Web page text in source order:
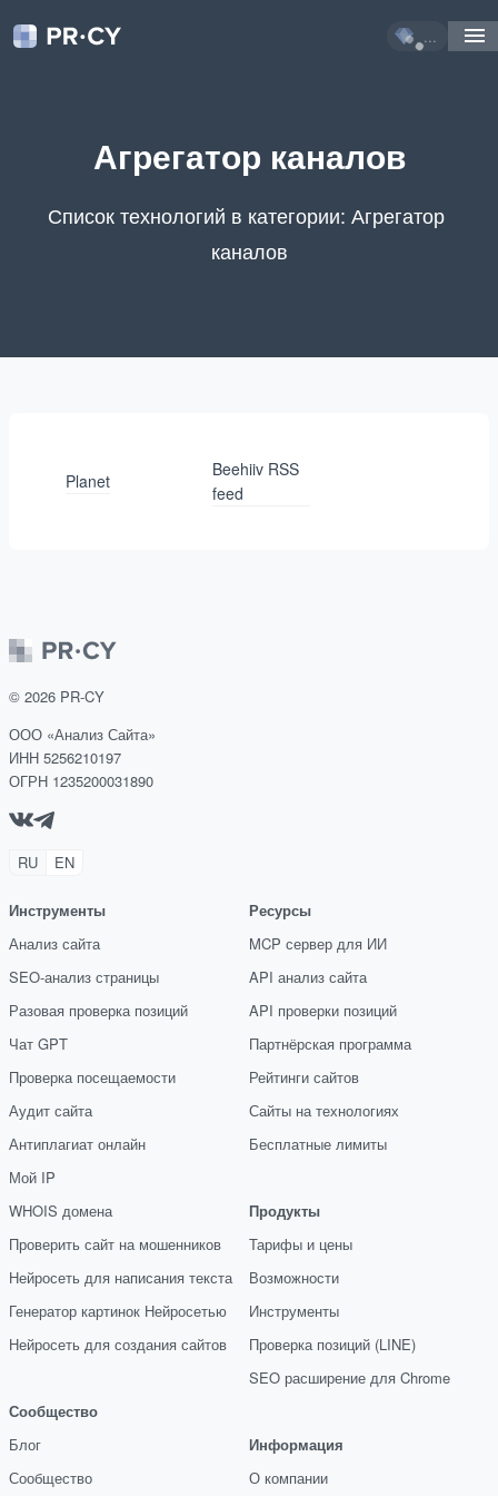
...
Агрегатор каналов
Список технологий в категории: Агрегатор
каналов
Planet
Beehiiv RSS
feed
© 2026 PR-CY
ООО «Анализ Сайта»
ИНН 5256210197
ОГРН 1235200031890
RU EN
Инструменты
Анализ сайта
SEO-анализ страницы
Разовая проверка позиций
Чат GPT
Проверка посещаемости
Аудит сайта
Антиплагиат онлайн
Мой IP
WHOIS домена
Проверить сайт на мошенников
Нейросеть для написания текста
Генератор картинок Нейросетью
Нейросеть для создания сайтов
Сообщество
Блог
Сообщество
Ресурсы
MCP сервер для ИИ
API анализ сайта
API проверки позиций
Партнёрская программа
Рейтинги сайтов
Сайты на технологиях
Бесплатные лимиты
Продукты
Тарифы и цены
Возможности
Инструменты
Проверка позиций (LINE)
SEO расширение для Chrome
Информация
О компании